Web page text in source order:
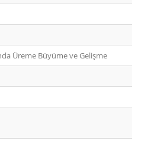
Üreme Büyüme ve Gelişme